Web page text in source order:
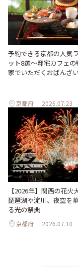
予約できる京都の人気
ット8選～邸宅カフェ
家でいただくおばんざ
京都府 2026.07.23
【2026年】関西の花火
琵琶湖や淀川、夜空を
る光の祭典
京都府 2026.07.10